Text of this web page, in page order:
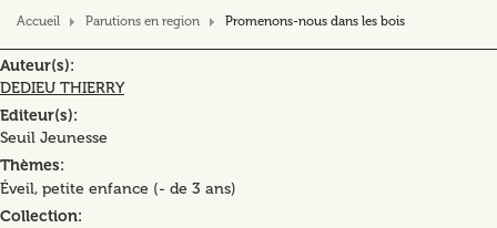
Accueil Parutions en region Promenons-nous dans les bois
Auteur(s)
DEDIEU THIERRY
Editeur(s)
Seuil Jeunesse
Thèmes
Éveil, petite enfance (- de 3 ans)
Collection